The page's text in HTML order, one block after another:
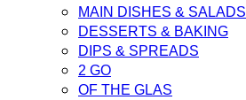
MAIN DISHES & SALADS
DESSERTS & BAKING
DIPS & SPREADS
2 GO
OF THE GLAS